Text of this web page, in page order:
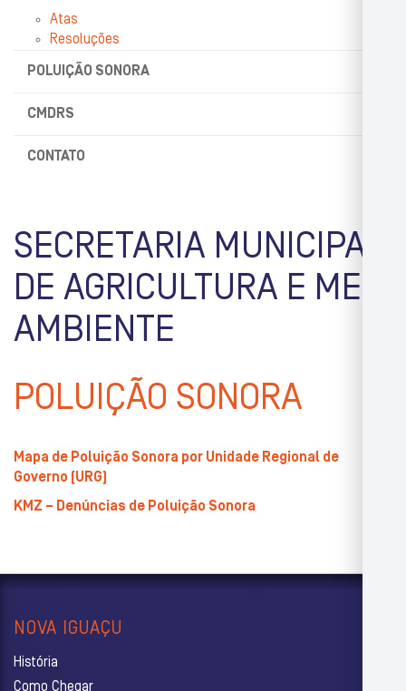
Atas
Resoluções
POLUIÇÃO SONORA
CMDRS
CONTATO
SECRETARIA MUNICIPAL
DE AGRICULTURA E MEIO
AMBIENTE
POLUIÇÃO SONORA
Mapa de Poluição Sonora por Unidade Regional de
Governo (URG)
KMZ – Denúncias de Poluição Sonora
NOVA IGUAÇU
História
Como Chegar